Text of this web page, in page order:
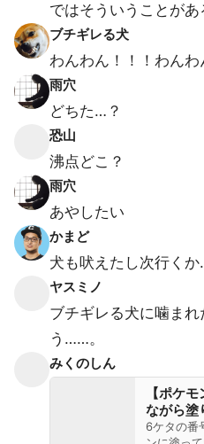
ではそういうことがあ
ブチギレる犬
わんわん！！！わんわ
雨穴
どちた…？
恐山
沸点どこ？
雨穴
あやしたい
かまど
犬も吠えたし次行く
ヤスミノ
ブチギレる犬に噛ま
う……。
みくのしん
【ポケ
ながら塗
6ケタの番